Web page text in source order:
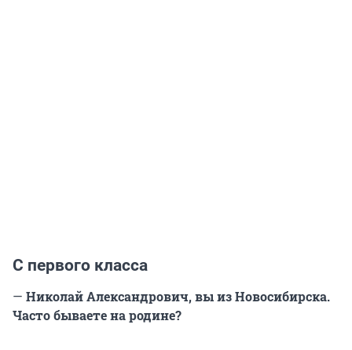
С первого класса
— Николай Александрович, вы из Новосибирска.
Часто бываете на родине?